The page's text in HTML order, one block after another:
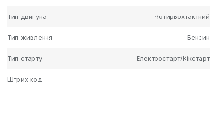
Тип двигуна Чотирьохтактний
Тип живлення Бензин
Тип старту Електростарт/Кікстарт
Штрих код